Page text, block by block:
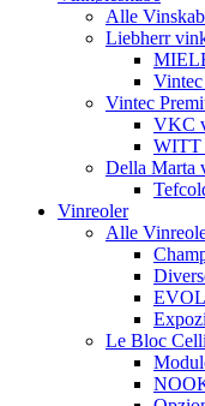
Alle
Liebherr
Vintec
VKC
WITT
Della Marta
Vinreoler
Alle
Le Bloc